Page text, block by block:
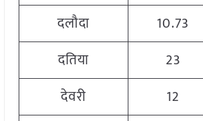
दलौदा
10.73
दतिया
23
देवरी
12